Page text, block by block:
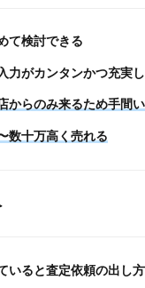
て検討できる
力がカンタンかつ充実
からのみ来るため手間
数十万高く売れる
いると査定依頼の出し